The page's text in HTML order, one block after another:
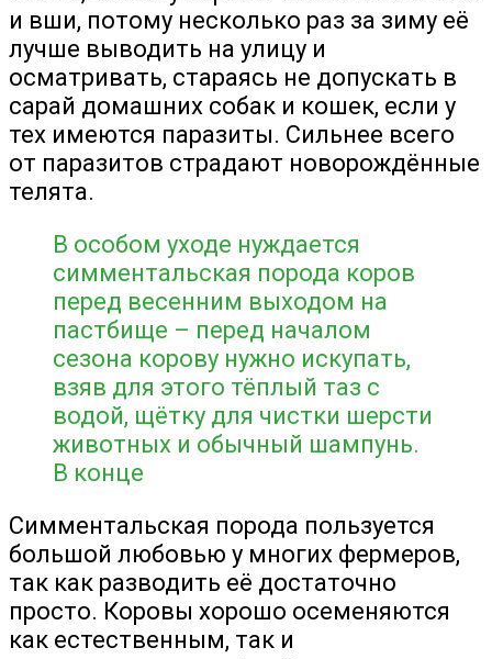
и вши, потому несколько раз за зиму её
лучше выводить на улицу и
осматривать, стараясь не допускать в
сарай домашних собак и кошек, если у
тех имеются паразиты. Сильнее всего
от паразитов страдают новорождённые
телята.
В особом уходе нуждается
симментальская порода коров
перед весенним выходом на
пастбище – перед началом
сезона корову нужно искупать,
взяв для этого тёплый таз с
водой, щётку для чистки шерсти
животных и обычный шампунь.
В конце
Симментальская порода пользуется
большой любовью у многих фермеров,
так как разводить её достаточно
просто. Коровы хорошо осеменяются
как естественным, так и